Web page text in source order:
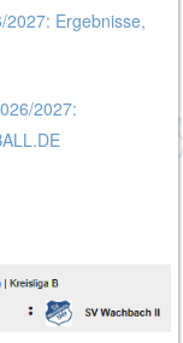
Ergebnisse,
2027: